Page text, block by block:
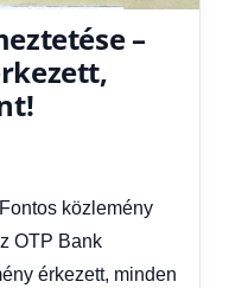
–
közlemény
OTP Bank
érkezett, minden